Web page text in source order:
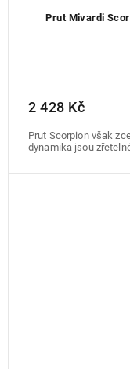
Prut Mivardi
2 428 Kč
Prut Scorpion však
dynamika jsou